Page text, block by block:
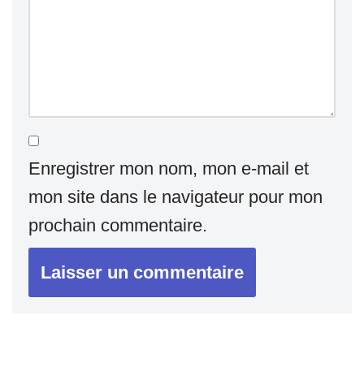
Enregistrer mon nom, mon e-mail et
mon site dans le navigateur pour mon
prochain commentaire.